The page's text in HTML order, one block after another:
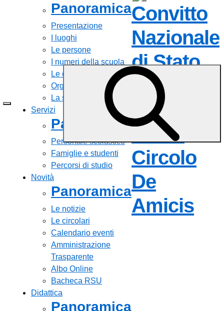
Panoramica
Presentazione
I luoghi
Le persone
I numeri della scuola
Le carte della scuola
Organizzazione
La storia
Servizi
Panoramica
Personale scolastico
Famiglie e studenti
Percorsi di studio
Novità
Panoramica
Le notizie
Le circolari
Calendario eventi
Amministrazione
Trasparente
Albo Online
Bacheca RSU
Didattica
Panoramica
Convitto
Nazionale
di Stato
Gaetano
Filangieri
- IC 3°
Circolo
De
Amicis—